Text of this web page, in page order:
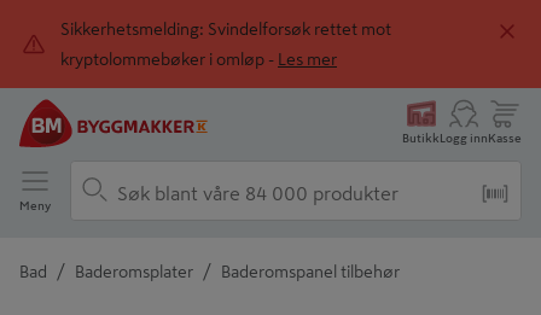
Sikkerhetsmelding: Svindelforsøk rettet mot
kryptolommebøker i omløp -
Les mer
ButikkLogg innKasse
Meny
Bad / Baderomsplater / Baderomspanel tilbehør